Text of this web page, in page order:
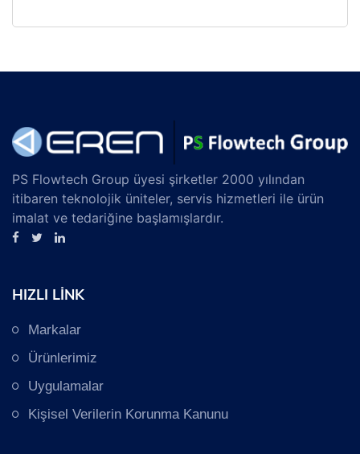
PS Flowtech Group üyesi şirketler 2000 yılından
itibaren teknolojik üniteler, servis hizmetleri ile ürün
imalat ve tedariğine başlamışlardır.
HIZLI LİNK
Markalar
Ürünlerimiz
Uygulamalar
Kişisel Verilerin Korunma Kanunu